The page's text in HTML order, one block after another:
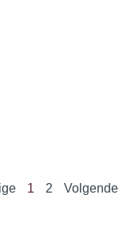
1 2 Volgende